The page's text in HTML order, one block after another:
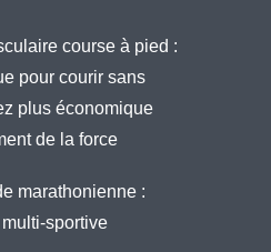
course à pied :
pour courir sans
plus économique
de la force
marathonienne :
sportive